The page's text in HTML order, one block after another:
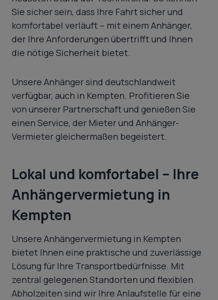
Sie sicher sein, dass Ihre Fahrt sicher und
komfortabel verläuft – mit einem Anhänger,
der Ihre Anforderungen übertrifft und Ihnen
die nötige Sicherheit bietet.
Unsere Anhänger sind deutschlandweit
verfügbar, auch in Kempten. Profitieren Sie
von unserer Partnerschaft und genießen Sie
einen Service, der Mieter und Anhänger-
Vermieter gleichermaßen begeistert.
Lokal und komfortabel – Ihre
Anhängervermietung in
Kempten
Unsere Anhängervermietung in Kempten
bietet Ihnen eine praktische und zuverlässige
Lösung für Ihre Transportbedürfnisse. Mit
zentral gelegenen Standorten und flexiblen
Abholzeiten sind wir Ihre Anlaufstelle für eine